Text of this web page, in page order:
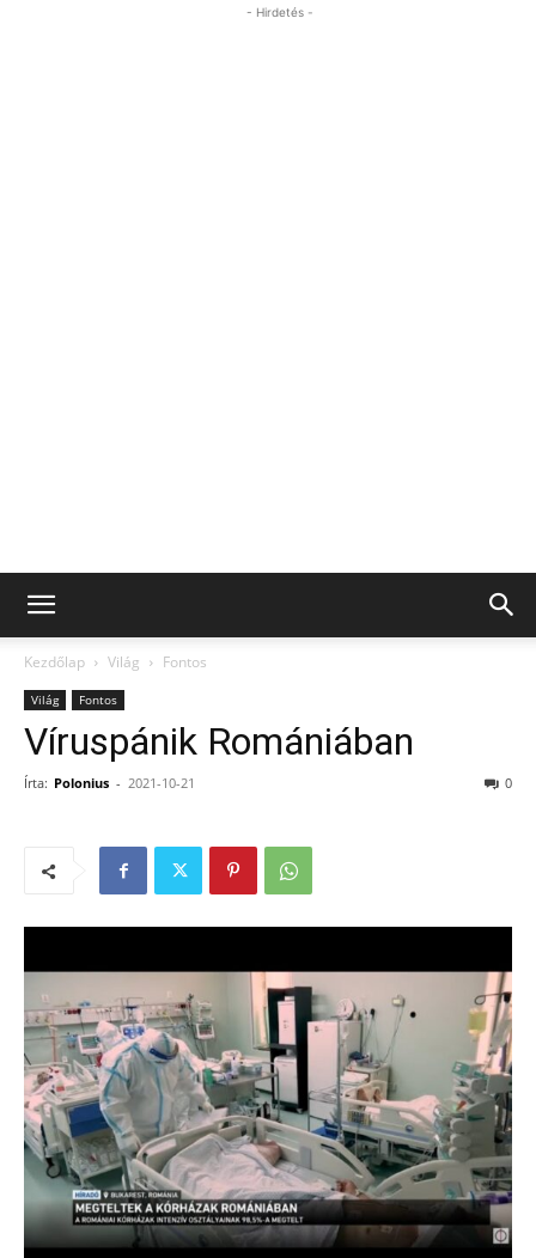
- Hirdetés -
Kezdőlap Világ Fontos
Világ Fontos
Víruspánik Romániában
Írta: Polonius - 2021-10-21 0